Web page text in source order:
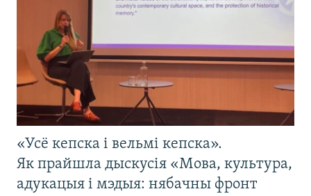
«Усё кепска і вельмі кепска».
Як прайшла дыскусія «Мова, культура,
адукацыя і мэдыя: нябачны фронт